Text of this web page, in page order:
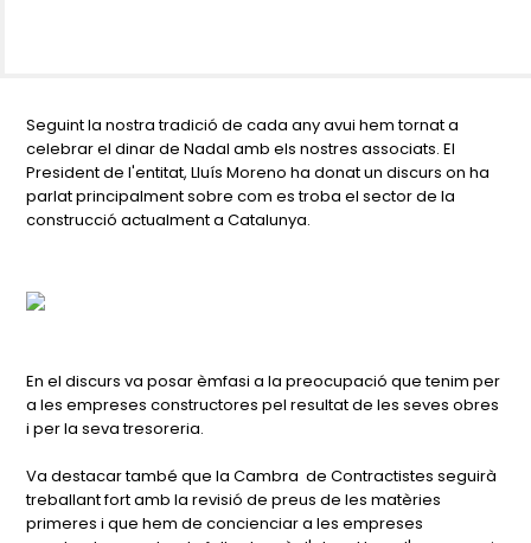
Seguint la nostra tradició de cada any avui hem tornat a
celebrar el dinar de Nadal amb els nostres associats. El
President de l'entitat, Lluís Moreno ha donat un discurs on ha
parlat principalment sobre com es troba el sector de la
construcció actualment a Catalunya.
En el discurs va posar èmfasi a la preocupació que tenim per
a les empreses constructores pel resultat de les seves obres
i per la seva tresoreria.
Va destacar també que la Cambra de Contractistes seguirà
treballant fort amb la revisió de preus de les matèries
primeres i que hem de concienciar a les empreses